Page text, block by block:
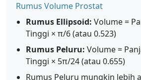
Rumus Volume Prostat
Rumus Ellipsoid: Volume =
Tinggi × π/6 (atau 0.523)
Rumus Peluru: Volume =
Tinggi × 5π/24 (atau 0.655)
Rumus Peluru mungkin lebih